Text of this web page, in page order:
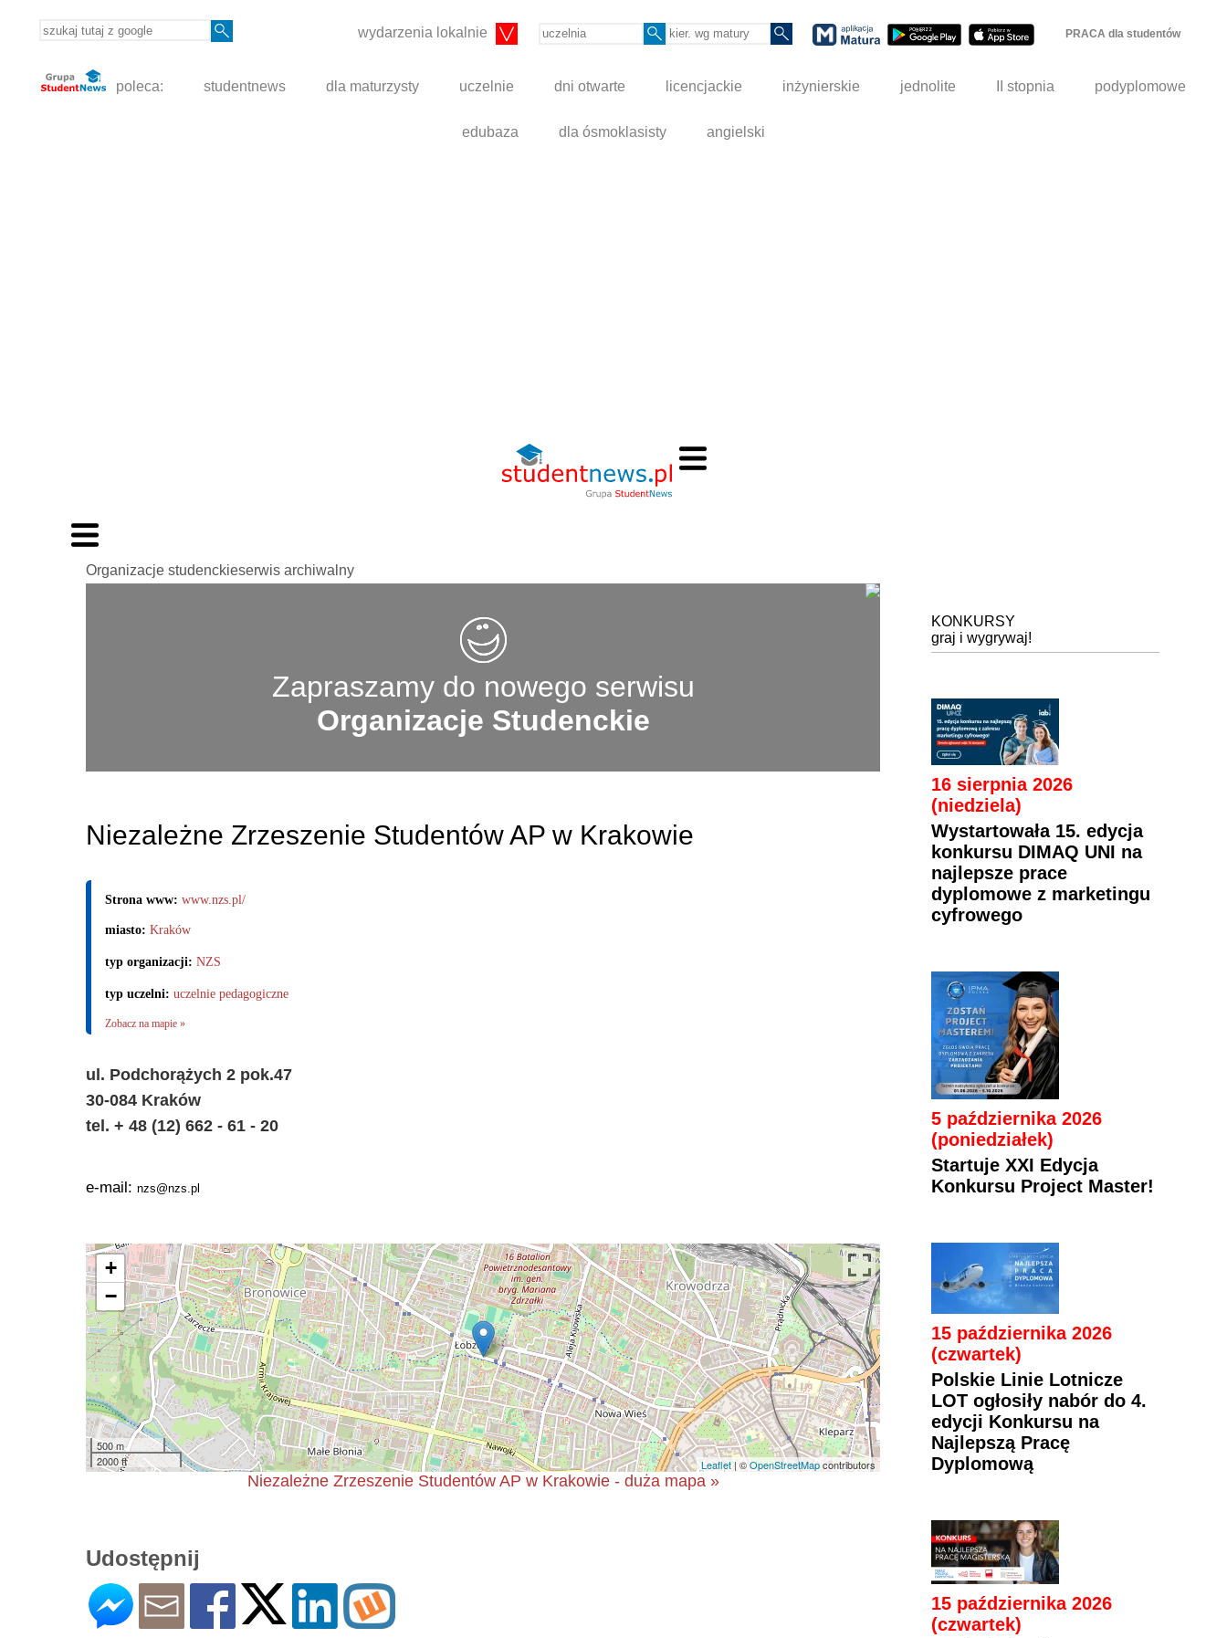
wydarzenia lokalnie PRACA dla studentów
poleca: studentnews dla maturzysty uczelnie dni otwarte licencjackie inżynierskie jednolite II stopnia podyplomowe
edubaza dla ósmoklasisty angielski
Organizacje studenckieserwis archiwalny
Zapraszamy do nowego serwisu
Organizacje Studenckie
Niezależne Zrzeszenie Studentów AP w Krakowie
Strona www: www.nzs.pl/
miasto: Kraków
typ organizacji: NZS
typ uczelni: uczelnie pedagogiczne
Zobacz na mapie »
ul. Podchorążych 2 pok.47
30-084 Kraków
tel. + 48 (12) 662 - 61 - 20
e-mail: nzs@nzs.pl
+
−
500 m
2000 ft
Leaflet| ©OpenStreetMapcontributors
Niezależne Zrzeszenie Studentów AP w Krakowie - duża mapa »
Udostępnij
KONKURSY
graj i wygrywaj!
16 sierpnia 2026
(niedziela)
Wystartowała 15. edycja
konkursu DIMAQ UNI na
najlepsze prace
dyplomowe z marketingu
cyfrowego
5 października 2026
(poniedziałek)
Startuje XXI Edycja
Konkursu Project Master!
15 października 2026
(czwartek)
Polskie Linie Lotnicze
LOT ogłosiły nabór do 4.
edycji Konkursu na
Najlepszą Pracę
Dyplomową
15 października 2026
(czwartek)